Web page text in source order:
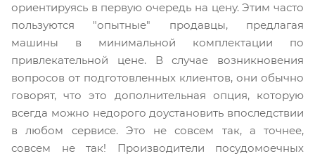
ориентируясь в первую очередь на цену. Этим часто
пользуются "опытные" продавцы, предлагая
машины в минимальной комплектации по
привлекательной цене. В случае возникновения
вопросов от подготовленных клиентов, они обычно
говорят, что это дополнительная опция, которую
всегда можно недорого доустановить впоследствии
в любом сервисе. Это не совсем так, а точнее,
совсем не так! Производители посудомоечных